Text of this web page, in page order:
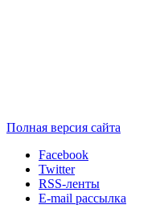
Полная версия сайта
Facebook
Twitter
RSS-ленты
E-mail рассылка